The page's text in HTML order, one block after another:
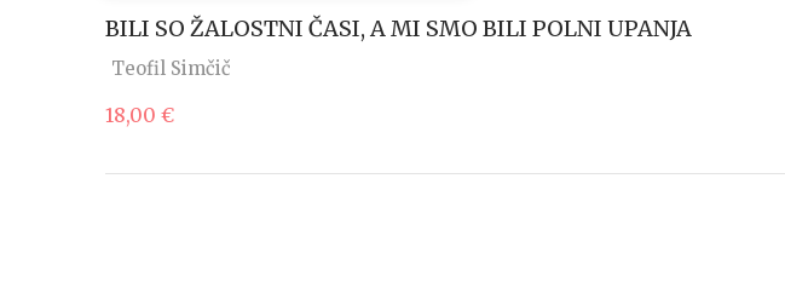
BILI SO ŽALOSTNI ČASI, A MI SMO BILI POLNI UPANJA
Teofil Simčič
18,00 €